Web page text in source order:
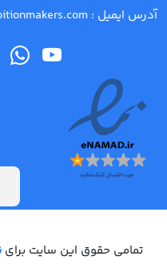
آدرس ایمیل :
تمامی حقوق این سایت برای